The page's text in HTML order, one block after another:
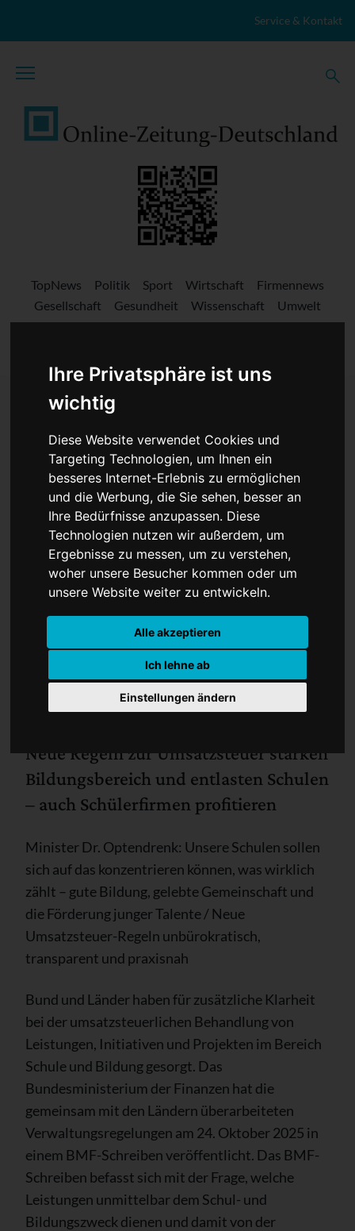
Ihre Privatsphäre ist uns
wichtig
Diese Website verwendet Cookies und
Targeting Technologien, um Ihnen ein
besseres Internet-Erlebnis zu ermöglichen
und die Werbung, die Sie sehen, besser an
Ihre Bedürfnisse anzupassen. Diese
Technologien nutzen wir außerdem, um
Ergebnisse zu messen, um zu verstehen,
woher unsere Besucher kommen oder um
unsere Website weiter zu entwickeln.
Alle akzeptieren
Ich lehne ab
Einstellungen ändern
Service & Kontakt
TopNews Politik Sport Wirtschaft
Firmennews
Gesellschaft
Gesundheit Wissenschaft
Umwelt
Kultur
Veranstaltungen Lokales
Marktplatz
Unbürokratisch einfacher
und klar
Neue Regeln zur Umsatzsteuer stärken
Bildungsbereich und entlasten Schulen
– auch Schülerfirmen profitieren
Minister Dr. Optendrenk: Unsere Schulen sollen
sich auf das konzentrieren können, was wirklich
zählt – gute Bildung, gelebte Gemeinschaft und
die Förderung junger Talente / Neue
Umsatzsteuer-Regeln unbürokratisch,
transparent und praxisnah
Bund und Länder haben für zusätzliche Klarheit
bei der umsatzsteuerlichen Behandlung von
Leistungen, Initiativen und Projekten im Bereich
Schule und Bildung gesorgt. Das
Bundesministerium der Finanzen hat die
gemeinsam mit den Ländern überarbeiteten
Verwaltungsregelungen am 24. Oktober 2025 in
einem BMF-Schreiben veröffentlicht. Das BMF-
Schreiben befasst sich mit der Frage, welche
Leistungen unmittelbar dem Schul- und
Bildungszweck dienen und damit von der